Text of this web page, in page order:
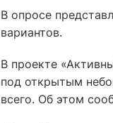
В опросе
вариантов.
В проекте
под открытым
всего. Об этом